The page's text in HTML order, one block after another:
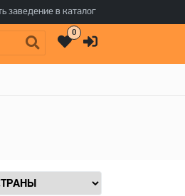
заведение в каталог
0